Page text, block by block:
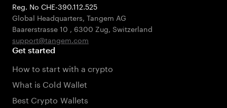
Reg. No CHE-390.112.525
Global Headquarters, Tangem AG
Baarerstrasse 10 , 6300 Zug, Switzerland
support@tangem.com
Get started
How to start with a crypto
What is Cold Wallet
Best Crypto Wallets